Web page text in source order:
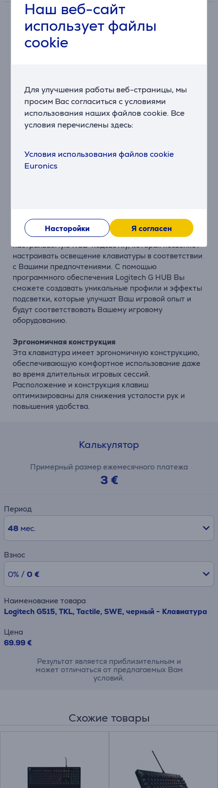
Наш веб-сайт
использует файлы
cookie
Для улучшения работы веб-страницы, мы
просим Вас согласиться с условиями
использования наших файлов cookie. Все
условия перечислены здесь:
Условия использования файлов cookie
Euronics
Насторойки Я согласен
Описание
удобное использование мыши. Эта конструкция
идеально подходит для геймеров, которые
предпочитают минималистичное и функциональное
рабочее пространство.
Эта клавиатура оснащена механическими
переключателями GX Blue. Они являются очень
RGB-подсветка
Клавиатура Logitech G515 TKL имеет
настраиваемую RGB-подсветку, которая позволяет
настраивать освещение клавиатуры в соответствии
с Вашими предпочтениями. С помощью
программного обеспечения Logitech G HUB Вы
сможете создавать уникальные профили и эффекты
подсветки, которые улучшат Ваш игровой опыт и
будут соответствовать Вашему игровому
оборудованию.
Эргономичная конструкция
Эта клавиатура имеет эргономичную конструкцию,
обеспечивающую комфортное использование даже
во время длительных игровых сессий.
Расположение и конструкция клавиш
оптимизированы для снижения усталости рук и
повышения удобства.
Калькулятор
Примерный размер ежемесячного платежа
3 €
Период
48мес.
Взнос
0% / 0 €
Наименование товара
Logitech G515, TKL, Tactile, SWE, черный - Клавиатура
Цена
69.99 €
Результат является приблизительным и
может отличаться от предлагаемых Вам
условий.
Схожие товары